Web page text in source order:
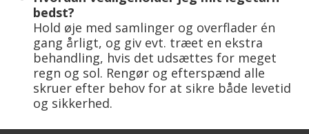
bedst?
Hold øje med samlinger og overflader én
gang årligt, og giv evt. træet en ekstra
behandling, hvis det udsættes for meget
regn og sol. Rengør og efterspænd alle
skruer efter behov for at sikre både levetid
og sikkerhed.